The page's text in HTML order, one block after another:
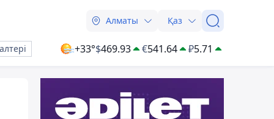
Алматы Қаз
+33°$469.93 €541.64 ₽5.71